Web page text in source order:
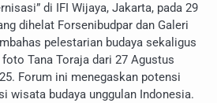
di IFI Wijaya, Jakarta, pada 29
dihelat Forsenibudpar dan Galeri
pelestarian budaya sekaligus
Tana Toraja dari 27 Agustus
Forum ini menegaskan potensi
wisata budaya unggulan Indonesia.